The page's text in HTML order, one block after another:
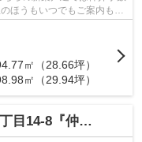
ほうもいつでもご案内もさ
㎡（28.66坪）
㎡（29.94坪）
料無料』新築戸建て